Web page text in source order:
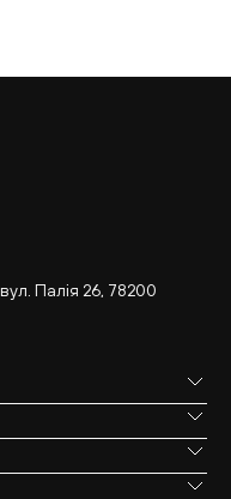
Палія 26, 78200